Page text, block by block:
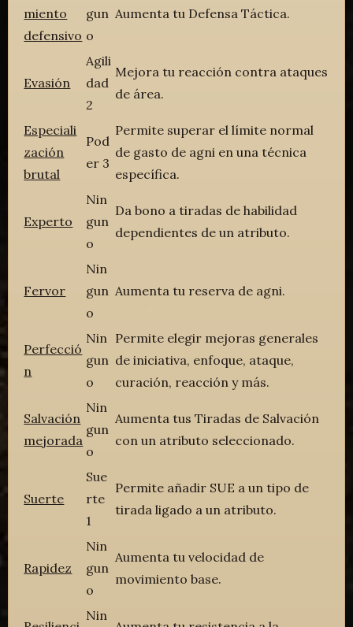
miento
defensivo
gun
o
Aumenta tu Defensa Táctica.
Evasión
Agili
dad
2
Mejora tu reacción contra ataques
de área.
Especiali
zación
brutal
Pod
er 3
Permite superar el límite normal
de gasto de agni en una técnica
específica.
Experto
Nin
gun
o
Da bono a tiradas de habilidad
dependientes de un atributo.
Fervor
Nin
gun
o
Aumenta tu reserva de agni.
Perfecció
n
Nin
gun
o
Permite elegir mejoras generales
de iniciativa, enfoque, ataque,
curación, reacción y más.
Salvación
mejorada
Nin
gun
o
Aumenta tus Tiradas de Salvación
con un atributo seleccionado.
Suerte
Sue
rte
1
Permite añadir SUE a un tipo de
tirada ligado a un atributo.
Rapidez
Nin
gun
o
Aumenta tu velocidad de
movimiento base.
Nin